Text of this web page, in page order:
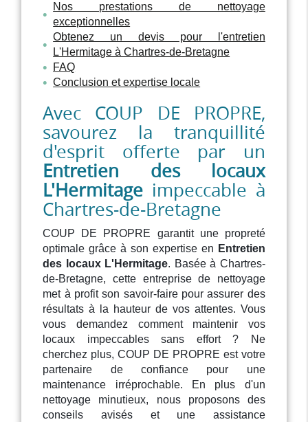
Nos prestations de nettoyage
exceptionnelles
Obtenez un devis pour l'entretien
L'Hermitage à Chartres-de-Bretagne
FAQ
Conclusion et expertise locale
Avec COUP DE PROPRE,
savourez la tranquillité
d'esprit offerte par un
Entretien des locaux
L'Hermitage impeccable à
Chartres-de-Bretagne
COUP DE PROPRE garantit une propreté
optimale grâce à son expertise en Entretien
des locaux L'Hermitage. Basée à Chartres-
de-Bretagne, cette entreprise de nettoyage
met à profit son savoir-faire pour assurer des
résultats à la hauteur de vos attentes. Vous
vous demandez comment maintenir vos
locaux impeccables sans effort ? Ne
cherchez plus, COUP DE PROPRE est votre
partenaire de confiance pour une
maintenance irréprochable. En plus d'un
nettoyage minutieux, nous proposons des
conseils avisés et une assistance